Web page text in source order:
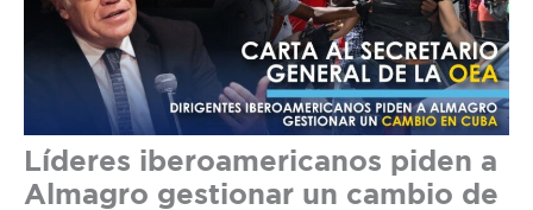
Líderes iberoamericanos piden a
Almagro gestionar un cambio de